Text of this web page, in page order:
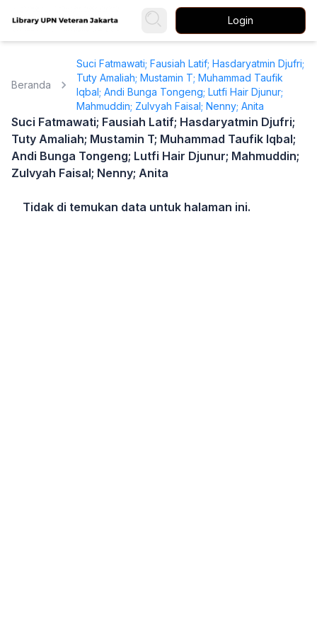
Login
Beranda
Suci Fatmawati; Fausiah Latif; Hasdaryatmin Djufri;
Tuty Amaliah; Mustamin T; Muhammad Taufik
Iqbal; Andi Bunga Tongeng; Lutfi Hair Djunur;
Mahmuddin; Zulvyah Faisal; Nenny; Anita
Suci Fatmawati; Fausiah Latif; Hasdaryatmin Djufri;
Tuty Amaliah; Mustamin T; Muhammad Taufik Iqbal;
Andi Bunga Tongeng; Lutfi Hair Djunur; Mahmuddin;
Zulvyah Faisal; Nenny; Anita
Tidak di temukan data untuk halaman ini.